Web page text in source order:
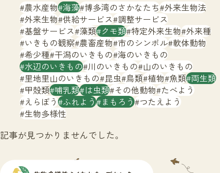
生物多様性ふくおかウェブセンターとは
サイトマップ
農水産物 海藻 博多湾のさかなたち 外来生物法
外来生物 供給サービス 調整サービス
基盤サービス 藻類 クモ類 特定外来生物 外来種
いきもの観察 農畜産物 市のシンボル 軟体動物
希少種 干潟のいきもの 海のいきもの
水辺のいきもの 川のいきもの 山のいきもの
里地里山のいきもの 昆虫 鳥類 植物 魚類 両生類
甲殻類 哺乳類 は虫類 その他動物 たべよう
えらぼう ふれよう まもろう つたえよう
生物多様性
記事が見つかりませんでした。